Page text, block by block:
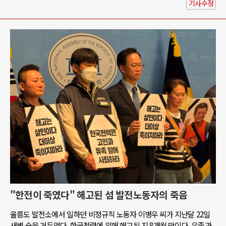
기사수정
"한전이 죽였다" 해고된 섬 발전노동자의 죽음
울릉도 발전소에서 일하던 비정규직 노동자 이병우 씨가 지난달 22일